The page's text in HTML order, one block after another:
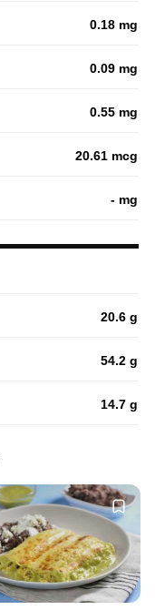
0.18 mg
0.09 mg
0.55 mg
20.61 mcg
- mg
20.6 g
54.2 g
14.7 g